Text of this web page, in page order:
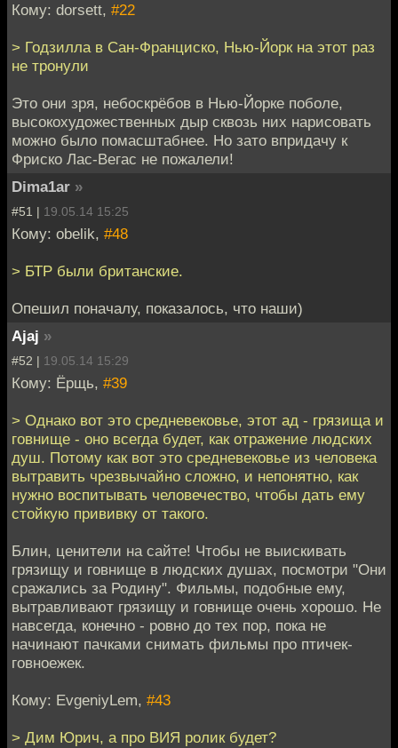
Кому: dorsett, #22
> Годзилла в Сан-Франциско, Нью-Йорк на этот раз
не тронули
Это они зря, небоскрёбов в Нью-Йорке поболе,
высокохудожественных дыр сквозь них нарисовать
можно было помасштабнее. Но зато впридачу к
Фриско Лас-Вегас не пожалели!
Dima1ar »
#51 | 19.05.14 15:25
Кому: obelik, #48
> БТР были британские.
Опешил поначалу, показалось, что наши)
Ajaj »
#52 | 19.05.14 15:29
Кому: Ёрщь, #39
> Однако вот это средневековье, этот ад - грязища и
говнище - оно всегда будет, как отражение людских
душ. Потому как вот это средневековье из человека
вытравить чрезвычайно сложно, и непонятно, как
нужно воспитывать человечество, чтобы дать ему
стойкую прививку от такого.
Блин, ценители на сайте! Чтобы не выискивать
грязищу и говнище в людских душах, посмотри "Они
сражались за Родину". Фильмы, подобные ему,
вытравливают грязищу и говнище очень хорошо. Не
навсегда, конечно - ровно до тех пор, пока не
начинают пачками снимать фильмы про птичек-
говноежек.
Кому: EvgeniyLem, #43
> Дим Юрич, а про ВИЯ ролик будет?